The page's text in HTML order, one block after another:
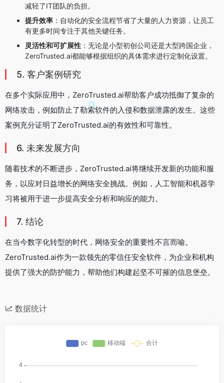
减轻了IT团队的负担。
提升效率 ：自动化的安全流程节省了大量的人力资源，让员工
有更多时间专注于其他关键任务。
灵活性和可扩展性 ：无论是小型初创公司还是大型跨国企业，
ZeroTrusted.ai都能够根据组织的具体需求进行定制化设置。
5. 客户案例研究
在多个实际应用中，ZeroTrusted.ai帮助客户成功抵御了复杂的
网络攻击，例如防止了勒索软件的入侵和数据泄露的发生。这些
案例充分证明了ZeroTrusted.ai的有效性和可靠性。
6. 未来发展方向
随着技术的不断进步，ZeroTrusted.ai将继续开发新的功能和服
务，以应对日益增长的网络安全挑战。例如，人工智能和机器学
习将被用于进一步提高安全分析和响应的能力。
7. 结论
在当今数字化转型的时代，网络安全的重要性不言而喻。
ZeroTrusted.ai作为一款领先的零信任安全软件，为企业和机构
提供了强大的防护能力，帮助他们构建起坚不可摧的信息堡垒。
数据统计